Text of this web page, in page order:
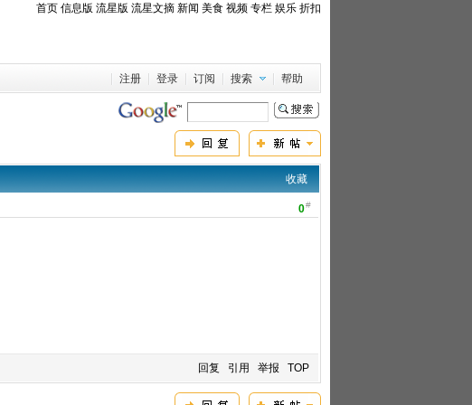
首页 信息版 流星版 流星文摘 新闻 美食 视频 专栏 娱乐 折扣
注册 登录 订阅 搜索 帮助
收藏
0#
回复 引用 举报 TOP